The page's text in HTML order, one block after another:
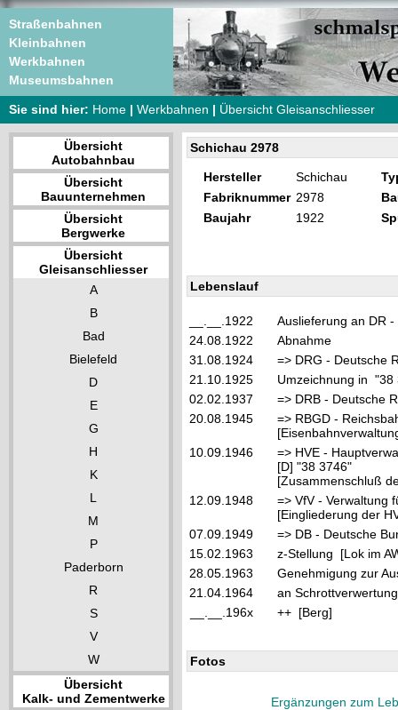
Straßenbahnen
Kleinbahnen
Werkbahnen
Museumsbahnen
Sie sind hier: Home | Werkbahnen | Übersicht Gleisanschliesser
Übersicht
Autobahnbau
Übersicht
Bauunternehmen
Übersicht
Bergwerke
Übersicht
Gleisanschliesser
A
B
Bad
Bielefeld
D
E
G
H
K
L
M
P
Paderborn
R
S
V
W
Übersicht
Kalk- und Zementwerke
Schichau 2978
Hersteller Schichau
Fabriknummer 2978
Baujahr
1922
Lebenslauf
__.__.1922
Auslieferung an DR
24.08.1922
Abnahme
31.08.1924
=> DRG - Deutsche
21.10.1925
Umzeichnung in
02.02.1937
=> DRB - Deutsche
20.08.1945
=> RBGD -
10.09.1946
=> HVE -
[D] "38 3746"
[Zusammenschluß
12.09.1948
=> VfV - Verwaltung
[Eingliederung der
07.09.1949
=> DB - Deutsche
15.02.1963
z-Stellung [Lok im
28.05.1963
Genehmigung zur
21.04.1964
an
__.__.196x
++ [Berg]
Fotos
Ergänzungen zum